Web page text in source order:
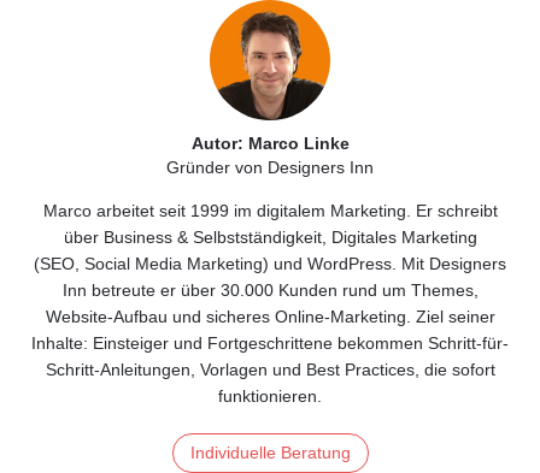
Autor: Marco Linke
Gründer von Designers Inn
Marco arbeitet seit 1999 im digitalem Marketing. Er schreibt
über Business & Selbstständigkeit, Digitales Marketing
(SEO Social Media Marketing) und WordPress . Mit Designers
Inn betreute er über 30.000 Kunden rund um Themes,
Website‑Aufbau und sicheres Online‑Marketing. Ziel seiner
Inhalte: Einsteiger und Fortgeschrittene bekommen Schritt-für-
Schritt-Anleitungen, Vorlagen und Best Practices, die sofort
funktionieren.
Individuelle Beratung